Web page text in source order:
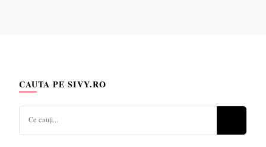
CAUTA PE SIVY.RO